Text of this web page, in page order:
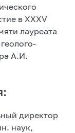
в XXXV
лауреата
А.И.
директор
наук,